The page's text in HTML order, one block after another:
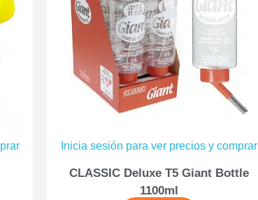
Inicia sesión para ver precios y comprar
CLASSIC Deluxe T5 Giant Bottle
1100ml